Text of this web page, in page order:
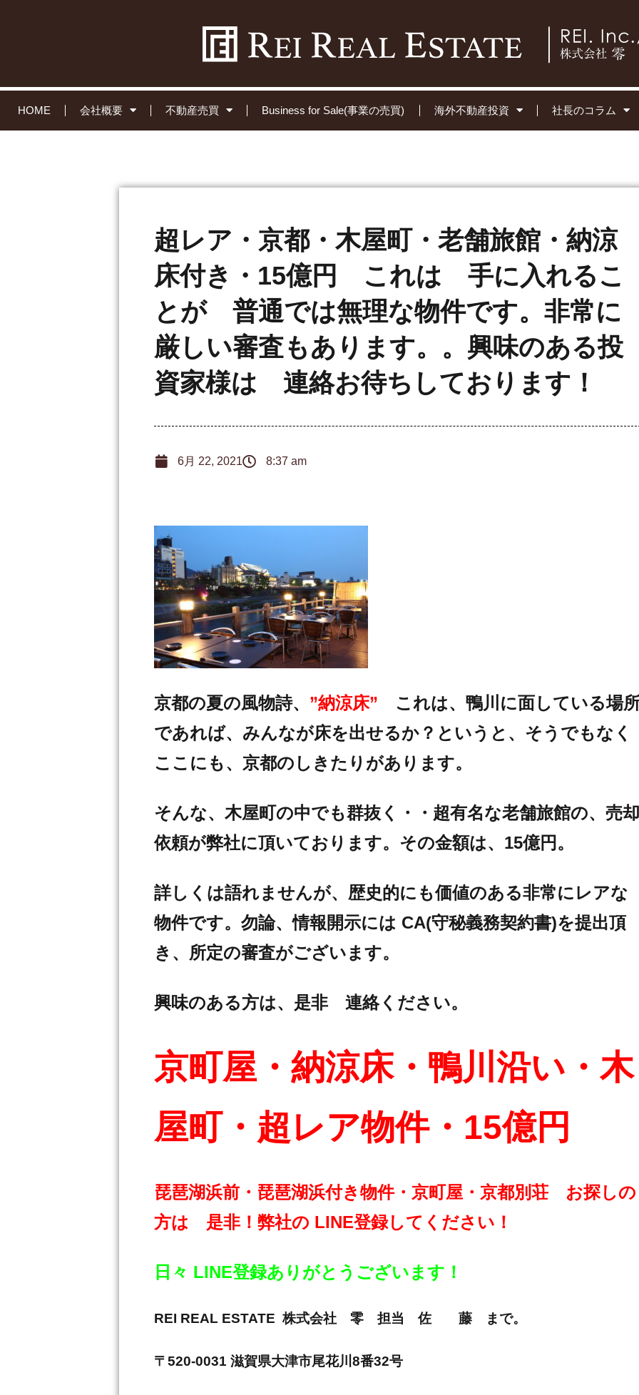
HOME 会社概要 不動産売買 Business for Sale(事業の売買) 海外不動産投資 社長のコラム
超レア・京都・木屋町・老舗旅館・納涼
床付き・15億円 これは 手に入れるこ
とが 普通では無理な物件です。非常に
厳しい審査もあります。。興味のある投
資家様は 連絡お待ちしております！
6月 22, 2021 8:37 am
京都の夏の風物詩、 ”納涼床” これは、鴨川に面している場
であれば、みんなが床を出せるか？というと、そうでもなく
ここにも、京都のしきたりがあります。
そんな、木屋町の中でも群抜く・・超有名な老舗旅館の、売却
依頼が弊社に頂いております。その金額は、15億円。
詳しくは語れませんが、歴史的にも価値のある非常にレアな
物件です。勿論、情報開示には CA(守秘義務契約書)を提出頂
き、所定の審査がございます。
興味のある方は、是非 連絡ください。
京町屋・納涼床・鴨川沿い・木
屋町・超レア物件・15億円
琵琶湖浜前・琵琶湖浜付き物件・京町屋・京都別荘 お探しの
方は 是非！弊社の LINE登録してください！
日々 LINE登録ありがとうございます！
REI REAL ESTATE 株式会社 零 担当 佐 藤 まで。
〒520-0031 滋賀県大津市尾花川8番32号